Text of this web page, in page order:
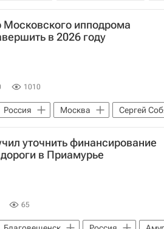
Строительство
Московского ипподрома
в 2026 году
1010
Россия Москва Сергей
уточнить финансирование
в Приамурье
65